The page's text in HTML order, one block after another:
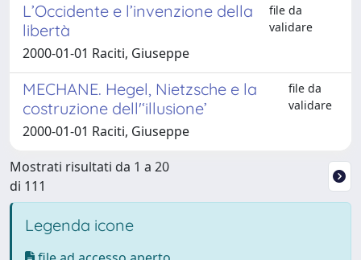
L’Occidente e l’invenzione della
libertà
file da
validare
2000-01-01 Raciti, Giuseppe
MECHANE. Hegel, Nietzsche e la
costruzione dell'‘illusione’
file da
validare
2000-01-01 Raciti, Giuseppe
Mostrati risultati da 1 a 20
di 111
Legenda icone